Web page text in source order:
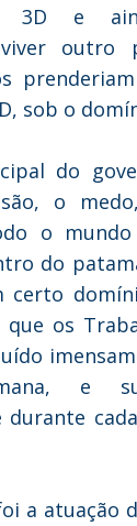
3D e
outro
sob o
do
o
o
do
certo
os
e
durante
a atuação